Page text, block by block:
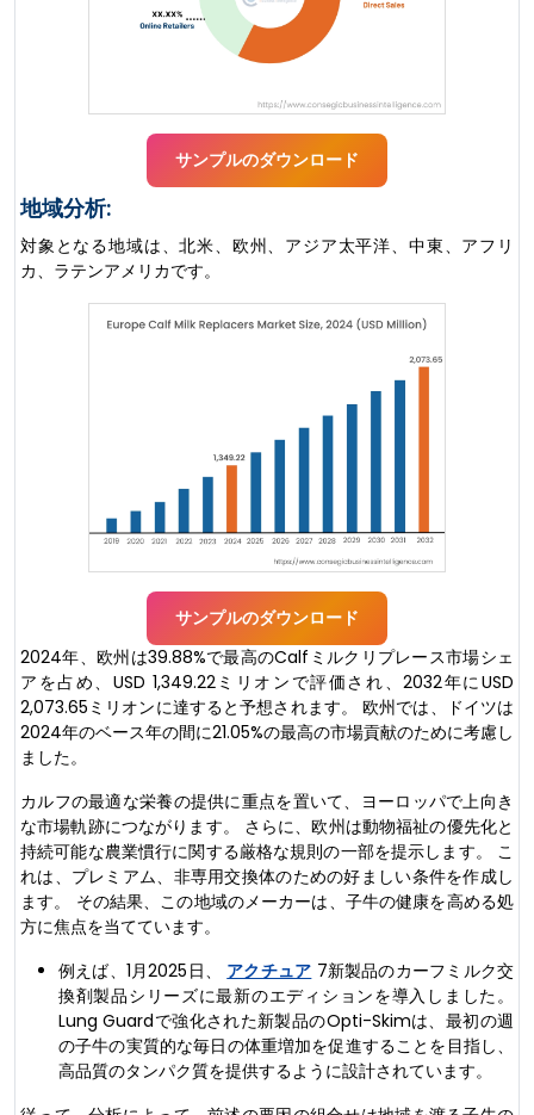
サンプルのダウンロード
地域分析:
対象となる地域は、北米、欧州、アジア太平洋、中東、アフリ
カ、ラテンアメリカです。
サンプルのダウンロード
2024年、欧州は39.88%で最高のCalfミルクリプレース市場シェ
アを占め、USD 1,349.22ミリオンで評価され、2032年にUSD
2,073.65ミリオンに達すると予想されます。 欧州では、ドイツは
2024年のベース年の間に21.05%の最高の市場貢献のために考慮し
ました。
カルフの最適な栄養の提供に重点を置いて、ヨーロッパで上向き
な市場軌跡につながります。 さらに、欧州は動物福祉の優先化と
持続可能な農業慣行に関する厳格な規則の一部を提示します。 こ
れは、プレミアム、非専用交換体のための好ましい条件を作成し
ます。 その結果、この地域のメーカーは、子牛の健康を高める処
方に焦点を当てています。
例えば、1月2025日、 アクチュア 7新製品のカーフミルク交
換剤製品シリーズに最新のエディションを導入しました。
Lung Guardで強化された新製品のOpti-Skimは、最初の週
の子牛の実質的な毎日の体重増加を促進することを目指し、
高品質のタンパク質を提供するように設計されています。